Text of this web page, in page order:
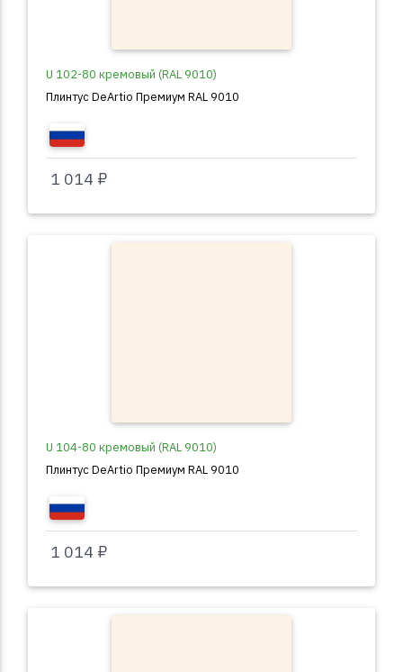
U 102-80 кремовый (RAL 9010)
Плинтус DeArtio Премиум RAL 9010
1 014 ₽
U 104-80 кремовый (RAL 9010)
Плинтус DeArtio Премиум RAL 9010
1 014 ₽